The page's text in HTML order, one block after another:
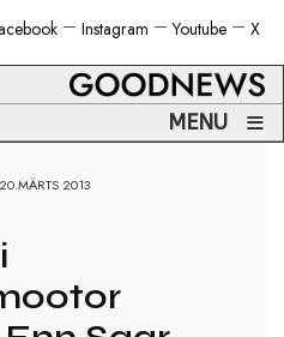
X
Youtube
Instagram
MENU ≡
20.MÄRTS 2013